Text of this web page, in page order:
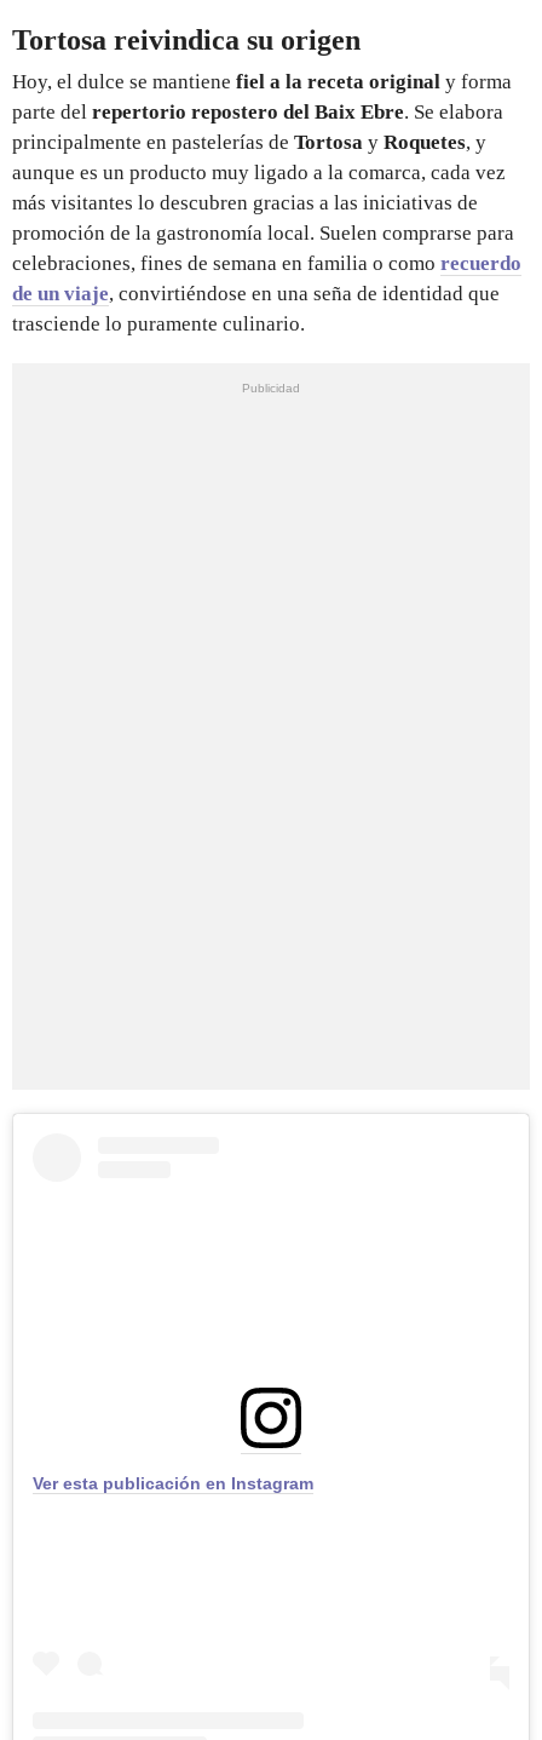
Tortosa reivindica su origen
Hoy, el dulce se mantiene fiel a la receta original y forma
parte del repertorio repostero del Baix Ebre. Se elabora
principalmente en pastelerías de Tortosa y Roquetes, y
aunque es un producto muy ligado a la comarca, cada vez
más visitantes lo descubren gracias a las iniciativas de
promoción de la gastronomía local. Suelen comprarse para
celebraciones, fines de semana en familia o como recuerdo
de un viaje, convirtiéndose en una seña de identidad que
trasciende lo puramente culinario.
Ver esta publicación en Instagram